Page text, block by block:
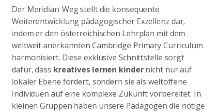
Der Meridian-Weg stellt die konsequente
Weiterentwicklung pädagogischer Exzellenz dar,
indem er den österreichischen Lehrplan mit dem
weltweit anerkannten Cambridge Primary Curriculum
harmonisiert. Diese exklusive Schnittstelle sorgt
dafür, dass kreatives lernen kindernicht nur auf
lokaler Ebene fördert, sondern sie als weltoffene
Individuen auf eine komplexe Zukunft vorbereitet. In
kleinen Gruppen haben unsere Pädagogen die nötige